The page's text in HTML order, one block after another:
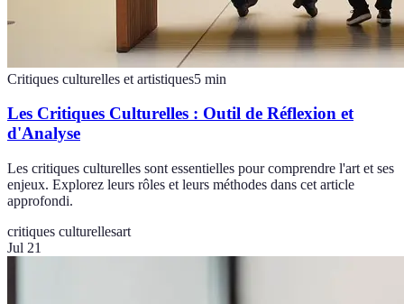
Critiques culturelles et artistiques5 min
Les Critiques Culturelles : Outil de Réflexion et
d'Analyse
Les critiques culturelles sont essentielles pour comprendre l'art et ses
enjeux. Explorez leurs rôles et leurs méthodes dans cet article
approfondi.
critiques culturellesart
Jul 21